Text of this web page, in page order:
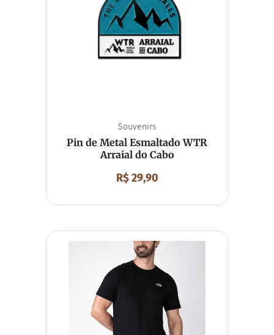
Souvenirs
Pin de Metal Esmaltado WTR
Arraial do Cabo
R$29,90